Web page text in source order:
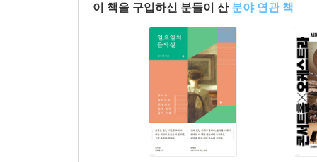
이 책을 구입하신 분들이 산 분야 연관 책